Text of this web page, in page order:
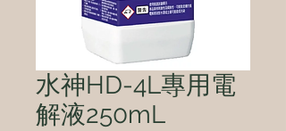
水神HD-4L專用電
解液250mL